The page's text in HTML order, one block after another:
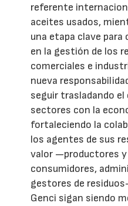
referente
aceites usados,
una etapa clave
en la gestión de los
comerciales e
nueva
seguir trasladando
sectores con la
fortaleciendo la
los agentes de sus
valor —productores
consumidores,
gestores de
Genci sigan siendo